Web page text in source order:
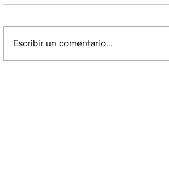
Escribir un comentario...